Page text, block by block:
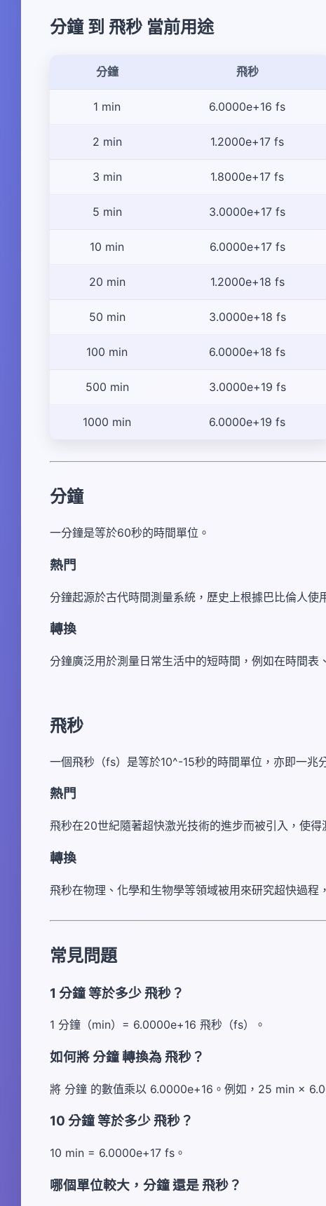
分鐘 到 飛秒 當前用途
分鐘 飛秒
1 min 6.0000e+16 fs
2 min 1.2000e+17 fs
3 min 1.8000e+17 fs
5 min 3.0000e+17 fs
10 min 6.0000e+17 fs
20 min 1.2000e+18 fs
50 min 3.0000e+18 fs
100 min 6.0000e+18 fs
500 min 3.0000e+19 fs
1000 min 6.0000e+19 fs
分鐘
一分鐘是等於60秒的時間單位。
熱門
分鐘起源於古代時間測量系統，歷史上根據巴比倫人使
轉換
分鐘廣泛用於測量日常生活中的短時間，例如在時間表
飛秒
一個飛秒（fs）是等於10^-15秒的時間單位，亦即一兆
熱門
飛秒在20世紀隨著超快激光技術的進步而被引入，使
轉換
飛秒在物理、化學和生物學等領域被用來研究超快過程
常見問題
1 分鐘 等於多少 飛秒？
1 分鐘（min）= 6.0000e+16 飛秒（fs）。
如何將 分鐘 轉換為 飛秒？
將 分鐘 的數值乘以 6.0000e+16。例如，25 min ×
10 分鐘 等於多少 飛秒？
10 min = 6.0000e+17 fs。
哪個單位較大，分鐘 還是 飛秒？